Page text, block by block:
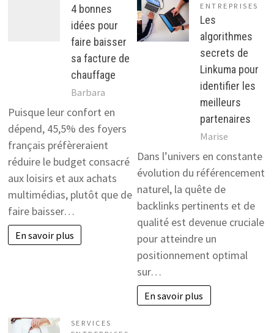
4 bonnes
idées pour
faire baisser
sa facture de
chauffage
Barbara
Puisque leur confort en
dépend, 45,5% des foyers
français préfèreraient
réduire le budget consacré
aux loisirs et aux achats
multimédias, plutôt que de
faire baisser…
En savoir plus
ENTREPRISES
Les
algorithmes
secrets de
Linkuma pour
identifier les
meilleurs
partenaires
Marise
Dans l’univers en constante
évolution du référencement
naturel, la quête de
backlinks pertinents et de
qualité est devenue cruciale
pour atteindre un
positionnement optimal
sur…
En savoir plus
SERVICES